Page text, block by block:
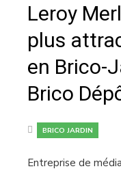
Leroy
plus
en Brico-
Brico
BRICO JARDIN
Entreprise de